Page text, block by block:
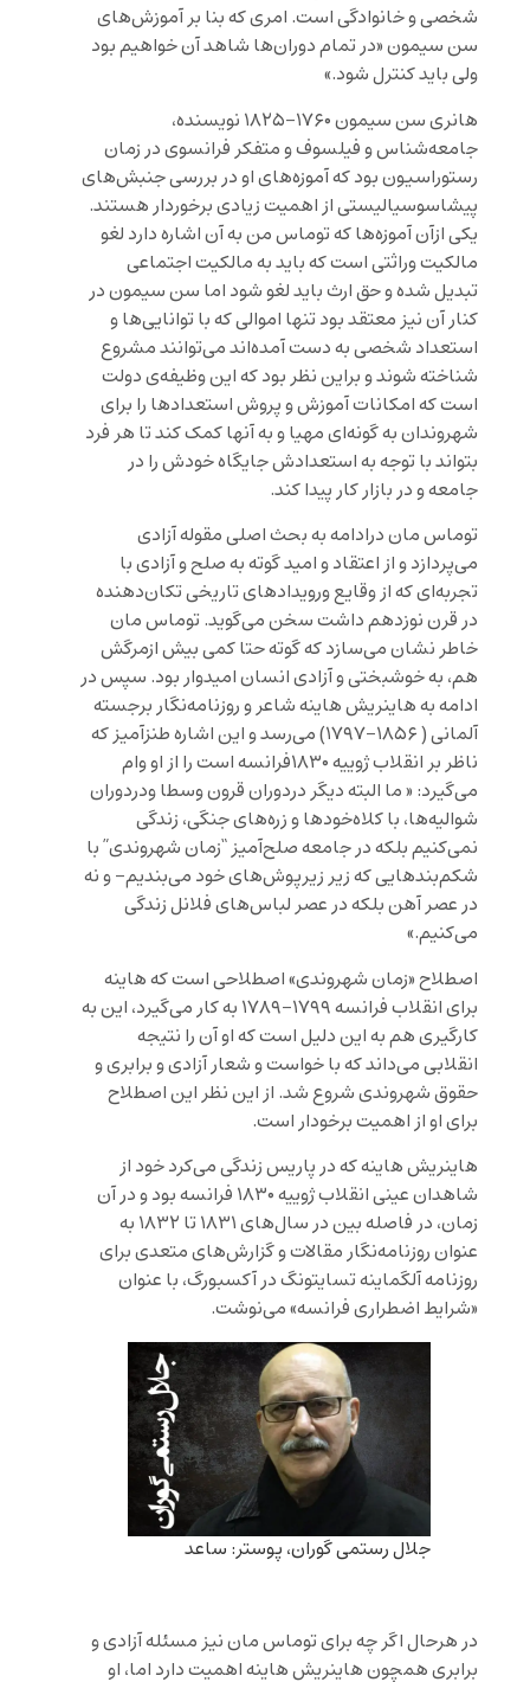
شخصی و خانوادگی است. امری که بنا بر آموزش‌های
سن سیمون «در تمام دوران‌ها شاهد آن خواهیم بود
ولی باید کنترل شود.»
هانری سن سیمون ۱۷۶۰-۱۸۲۵ نویسنده،
جامعه‌شناس و فیلسوف و متفکر فرانسوی در زمان
رستوراسیون بود که آموزه‌های او در بررسی جنبش‌های
پیشاسوسیالیستی از اهمیت زیادی برخوردار هستند.
یکی ازآن آموزه‌ها که توماس من به آن اشاره دارد لغو
مالکیت وراثتی است که باید به مالکیت اجتماعی
تبدیل شده و حق ارث باید لغو شود اما سن سیمون در
کنار آن نیز معتقد بود تنها اموالی که با توانایی‌ها و
استعداد شخصی به دست آمده‌اند می‌توانند مشروع
شناخته شوند و براین نظر بود که این وظیفه‌ی دولت
است که امکانات آموزش و پروش استعدادها را برای
شهروندان به گونه‌ای مهیا و به آنها کمک کند تا هر فرد
بتواند با توجه به استعدادش جایگاه خودش را در
جامعه و در بازار کار پیدا کند.
توماس مان درادامه به بحث اصلی مقوله آزادی
می‌پردازد و از اعتقاد و امید گوته به صلح و آزادی با
تجربه‌ای که از وقایع ورویدادهای تاریخی تکان‌دهنده
در قرن نوزدهم داشت سخن می‌گوید. توماس مان
خاطر نشان می‌سازد که گوته حتا کمی بیش ازمرگش
هم، به خوشبختی و آزادی انسان امیدوار بود. سپس در
ادامه به هاینریش هاینه شاعر و روزنامه‌نگار برجسته
آلمانی ( ۱۸۵۶-۱۷۹۷) می‌رسد و این اشاره طنزآمیز که
ناظر بر انقلاب ژوییه ۱۸۳۰فرانسه است را از او وام
می‌گیرد: « ما البته دیگر دردوران قرون وسطا ودردوران
شوالیه‌ها، با کلاه‌خودها و زره‌های جنگی، زندگی
نمی‌کنیم بلکه در جامعه صلح‌آمیز “زمان شهروندی” با
شکم‌بندهایی که زیر زیرپوش‌های خود می‌بندیم- و نه
در عصر آهن بلکه در عصر لباس‌های فلانل زندگی
می‌کنیم.»
اصطلاح «زمان شهروندی‌» اصطلاحی است که هاینه
برای انقلاب فرانسه ۱۷۹۹-۱۷۸۹ به کار می‌گیرد، این به
کارگیری هم به این دلیل است که او آن را نتیجه
انقلابی می‌داند که با خواست و شعار آزادی و برابری و
حقوق شهروندی شروع شد. از این نظر این اصطلاح
برای او از اهمیت برخودار است.
هاینریش هاینه که در پاریس زندگی می‌کرد خود از
شاهدان عینی انقلاب ژوییه ۱۸۳۰ فرانسه بود و در آن
زمان، در فاصله بین در سال‌های ۱۸۳۱ تا ۱۸۳۲ به
عنوان روزنامه‌نگار مقالات و گزارش‌های متعدی برای
روزنامه آلگماینه تسایتونگ در آکسبورگ، با عنوان
«شرایط اضطراری فرانسه» می‌نوشت.
جلال رستمی گوران، پوستر: ساعد
در هرحال اگر چه برای توماس مان نیز مسئله آزادی و
برابری همچون هاینریش هاینه اهمیت دارد اما، او